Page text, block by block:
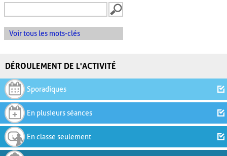
Voir tous les mots-clés
DÉROULEMENT DE L'ACTIVITÉ
Sporadiques
En plusieurs séances
En classe seulement